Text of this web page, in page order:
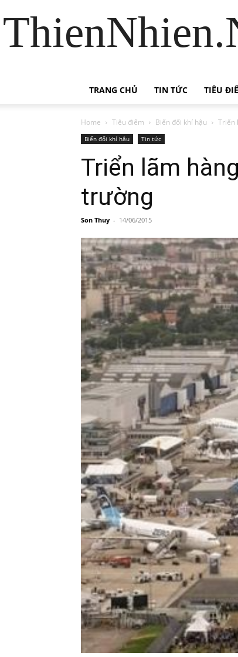
TRANG CHỦ TIN TỨC TIÊU
Home Tiêu điểm Biến đổi khí hậu Triển
Biến đổi khí hậu Tin tức
Triển lãm
trường
Son Thuy - 14/06/2015